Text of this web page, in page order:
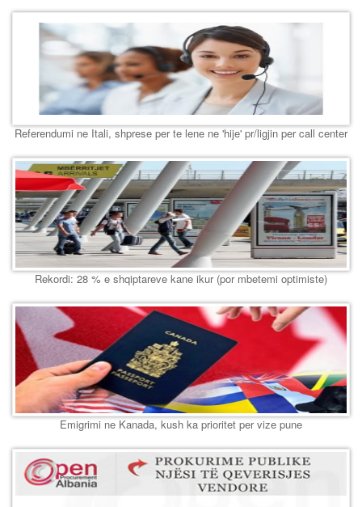
Referendumi ne Itali, shprese per te lene ne 'hije' pr/ligjin per call center
Rekordi: 28 % e shqiptareve kane ikur (por mbetemi optimiste)
Emigrimi ne Kanada, kush ka prioritet per vize pune